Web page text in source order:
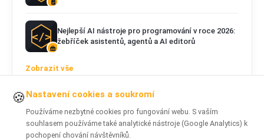
Nejlepší AI nástroje pro programování v roce 2026:
žebříček asistentů, agentů a AI editorů
Zobrazit vše
🍪 Nastavení cookies a soukromí
Používáme nezbytné cookies pro fungování webu. S vaším
souhlasem používáme také analytické nástroje (Google Analytics) k
pochopení chování návštěvníků.